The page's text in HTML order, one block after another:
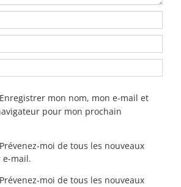
Enregistrer mon nom, mon e-mail et
pour mon prochain
Prévenez-moi de tous les nouveaux
e-mail.
Prévenez-moi de tous les nouveaux